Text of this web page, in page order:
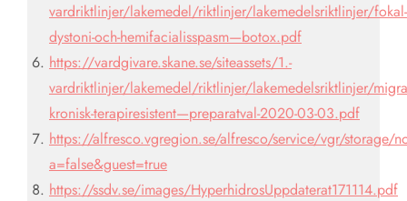
vardriktlinjer/lakemedel/riktlinjer/lakemedelsriktlinjer/fokal-
dystoni-och-hemifacialisspasm—botox.pdf
https://vardgivare.skane.se/siteassets/1.-
vardriktlinjer/lakemedel/riktlinjer/lakemedelsriktlinjer/
kronisk-terapiresistent—preparatval-2020-03-03.pdf
https://alfresco.vgregion.se/alfresco/service/vgr/
a=false&guest=true
https://ssdv.se/images/HyperhidrosUppdaterat171114.pdf